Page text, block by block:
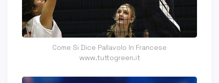
Come Si Dice Pallavolo In Francese
www.tuttogreen.it